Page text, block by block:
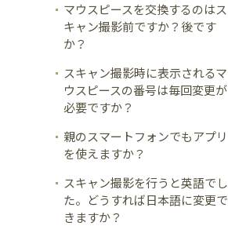
マウスピースを交換するのはス
キャン撮影前ですか？後です
か？
スキャン撮影時に表示されるマ
ウスピースの番号は毎回変更が
必要ですか？
親のスマートフォンでもアプリ
を使えますか？
スキャン撮影を行うと英語でし
た。どうすれば日本語に変更で
きますか？